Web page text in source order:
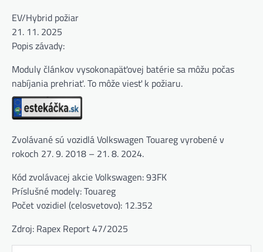
EV/Hybrid požiar
21. 11. 2025
Popis závady:
Moduly článkov vysokonapäťovej batérie sa môžu počas
nabíjania prehriať. To môže viesť k požiaru.
Zvolávané sú vozidlá Volkswagen Touareg vyrobené v
rokoch 27. 9. 2018 – 21. 8. 2024.
Kód zvolávacej akcie Volkswagen: 93FK
Príslušné modely: Touareg
Počet vozidiel (celosvetovo): 12.352
Zdroj: Rapex Report 47/2025